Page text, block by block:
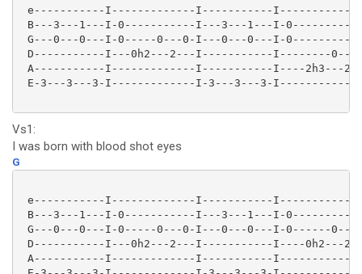
e-----------I-------------I-----------
B---3---1---I-0-----------I---3---1---I-
G---0---0---I-0-----0---0-I---0---0---I-
D-----------I---0h2---2---I-----------I--------
A-----------I-------------I-----------I----2h3---2-
E-3---3---3-I-------------I-3---3---3-
Vs1:
I was born with blood shot eyes
G
e-----------I-------------I-----------
B---3---1---I-0-----------I---3---1---I-
G---0---0---I-0-----0---0-I---0---0---I-0------0---
D-----------I---0h2---2---I-----------I----0h2---
A-----------I-------------I-----------